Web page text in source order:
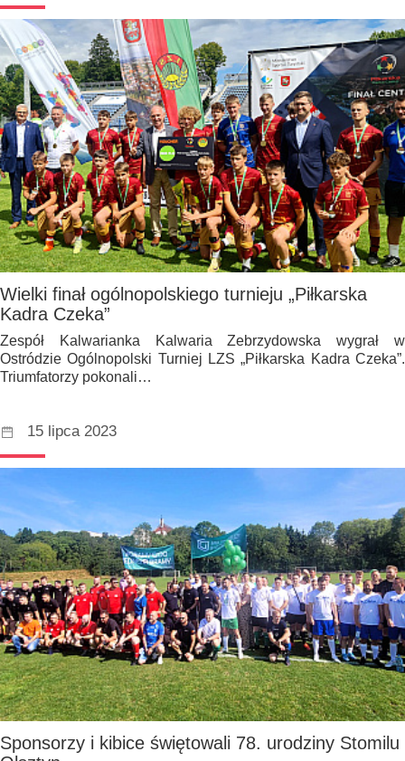
Wielki finał ogólnopolskiego turnieju „Piłkarska
Kadra Czeka”
Zespół Kalwarianka Kalwaria Zebrzydowska wygrał w
Ostródzie Ogólnopolski Turniej LZS „Piłkarska Kadra Czeka”.
Triumfatorzy pokonali…
15 lipca 2023
Sponsorzy i kibice świętowali 78. urodziny Stomilu